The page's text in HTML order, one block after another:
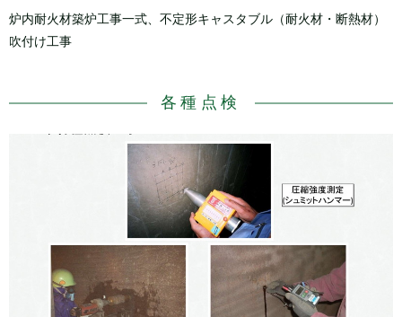
炉内耐火材築炉工事一式、不定形キャスタブル（耐火材・断熱材）
吹付け工事
各種点検